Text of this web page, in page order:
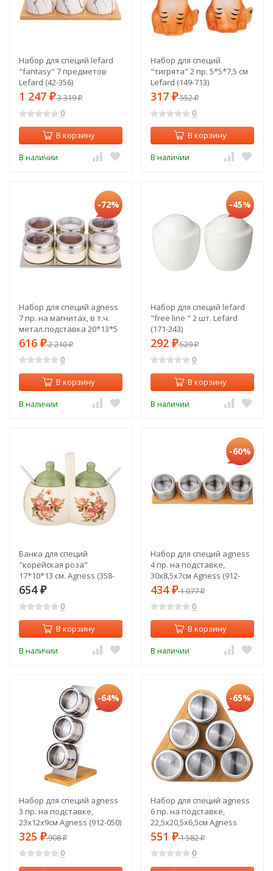
Набор для специй lefard
"fantasy" 7 предметов
Lefard (42-356)
1 247 ₽3 319₽
0
В корзину
В наличии
Набор для специй
"тигрята" 2 пр. 5*5*7,5 см
Lefard (149-713)
317 ₽552₽
0
В корзину
В наличии
-72%
Набор для специй agness
7 пр. на магнитах, в т.ч.
метал.подставка 20*13*5
см Agness (912-041)
616 ₽2 210₽
0
В корзину
В наличии
-45%
Набор для специй lefard
"free line " 2 шт. Lefard
(171-243)
292 ₽529₽
0
В корзину
В наличии
Банка для специй
"корейская роза"
17*10*13 см. Agness (358-
1992)
654 ₽
0
В корзину
В наличии
-60%
Набор для специй agness
4 пр. на подставке,
30х8,5х7см Agness (912-
051)
434 ₽1 077₽
0
В корзину
В наличии
-64%
Набор для специй agness
3 пр. на подставке,
23х12х9см Agness (912-050)
325 ₽908₽
0
-65%
Набор для специй agness
6 пр. на подставке,
22,5х20,5х6,5см Agness
(912-049)
551 ₽1 582₽
0